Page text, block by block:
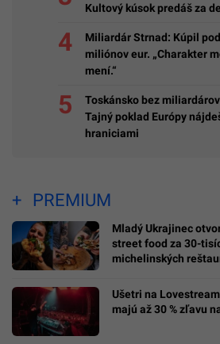
Kultový kúsok predáš za
Miliardár Strnad: Kúpil
miliónov eur. „Charakter
mení.“
Toskánsko bez
Tajný poklad Európy
hraniciami
PREMIUM
Mladý Ukrajinec
street food za 30-
michelinských
Ušetri na
majú až 30 % zľavu